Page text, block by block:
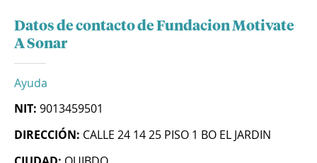
Datos de contacto de Fundacion Motivate
A Sonar
Ayuda
NIT: 9013459501
DIRECCIÓN: CALLE 24 14 25 PISO 1 BO EL JARDIN